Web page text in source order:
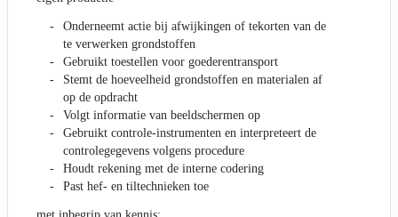
Onderneemt actie bij afwijkingen of tekorten van de
te verwerken grondstoffen
Gebruikt toestellen voor goederentransport
Stemt de hoeveelheid grondstoffen en materialen af
op de opdracht
Volgt informatie van beeldschermen op
Gebruikt controle-instrumenten en interpreteert de
controlegegevens volgens procedure
Houdt rekening met de interne codering
Past hef- en tiltechnieken toe